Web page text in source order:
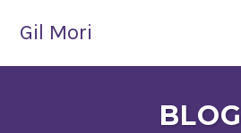
Gil Mori
BLOG